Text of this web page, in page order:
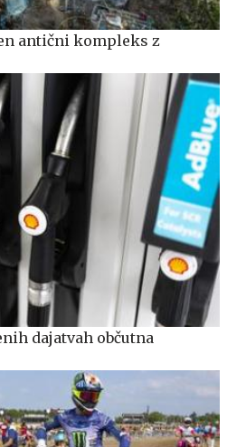
antični kompleks z
dajatvah občutna